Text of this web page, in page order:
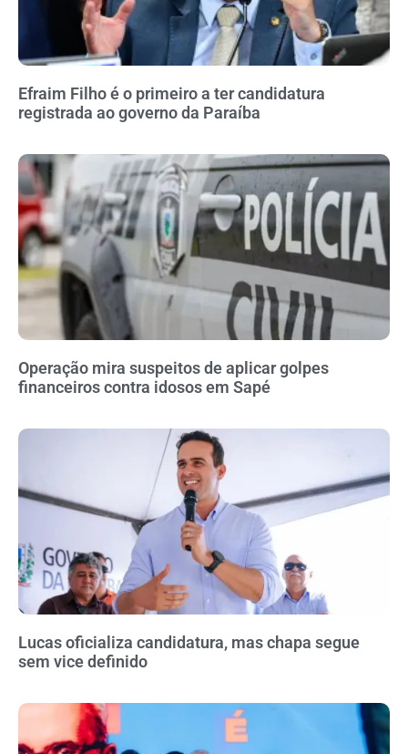
Efraim Filho é o primeiro a ter candidatura
registrada ao governo da Paraíba
Operação mira suspeitos de aplicar golpes
financeiros contra idosos em Sapé
Lucas oficializa candidatura, mas chapa segue
sem vice definido